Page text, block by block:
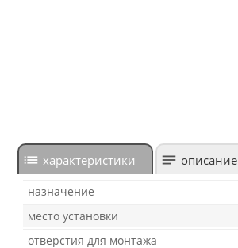
характеристики описание
назначение
место установки
отверстия для монтажа